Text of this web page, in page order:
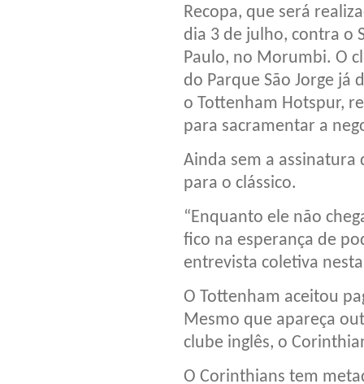
Recopa, que será
dia 3 de julho, contra o
Paulo, no Morumbi. O
do Parque São Jorge já
o Tottenham Hotspur,
para sacramentar a
Ainda sem a assinatura
para o clássico.
“Enquanto ele não
fico na esperança de
entrevista coletiva
O Tottenham aceitou
Mesmo que apareça
clube inglês, o
O Corinthians tem